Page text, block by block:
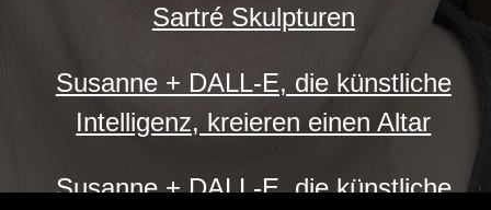
Sartré Skulpturen
Susanne + DALL-E, die künstliche
Intelligenz, kreieren einen Altar
Susanne + DALL-E, die künstliche